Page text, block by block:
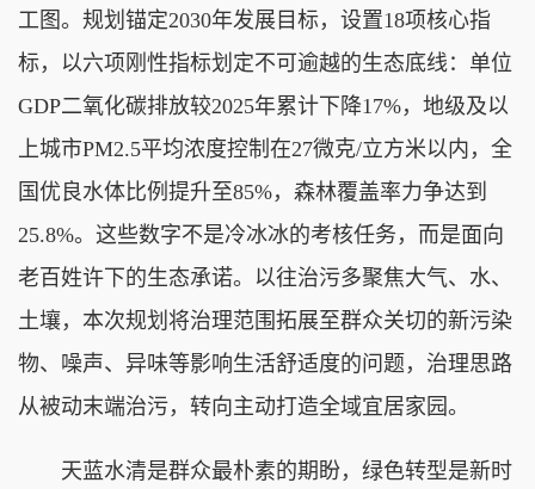
工图。规划锚定2030年发展目标，设置18项核心指
标，以六项刚性指标划定不可逾越的生态底线：单位
GDP二氧化碳排放较2025年累计下降17%，地级及以
上城市PM2.5平均浓度控制在27微克/立方米以内，全
国优良水体比例提升至85%，森林覆盖率力争达到
25.8%。这些数字不是冷冰冰的考核任务，而是面向
老百姓许下的生态承诺。以往治污多聚焦大气、水、
土壤，本次规划将治理范围拓展至群众关切的新污染
物、噪声、异味等影响生活舒适度的问题，治理思路
从被动末端治污，转向主动打造全域宜居家园。
天蓝水清是群众最朴素的期盼，绿色转型是新时